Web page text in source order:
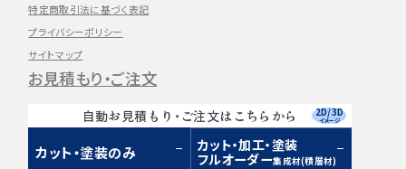
特定商取引法に基づく表記
プライバシーポリシー
サイトマップ
お見積もり・ご注文
自動お見積もり・ご注文はこちらから
カット・塗装のみ
カット・加工・塗装
フルオーダー集成材(積層材)
2D/3D
イメージ